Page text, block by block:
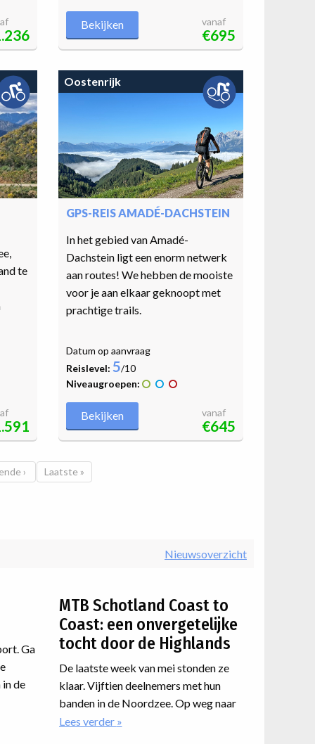
Bekijken vanaf
€695
te
Oostenrijk
GPS-REIS AMADÉ-DACHSTEIN
In het gebied van Amadé-
Dachstein ligt een enorm netwerk
aan routes! We hebben de mooiste
voor je aan elkaar geknoopt met
prachtige trails.
Datum op aanvraag
Reislevel:5/10
Niveaugroepen:
Bekijken vanaf
€645
pagina
› Laatste pagina
Laatste »
Nieuwsoverzicht
Ga
de
MTB Schotland Coast to
Coast: een onvergetelijke
tocht door de Highlands
De laatste week van mei stonden ze
klaar. Vijftien deelnemers met hun
banden in de Noordzee. Op weg naar
de Atlantische westkust van
Lees verder over